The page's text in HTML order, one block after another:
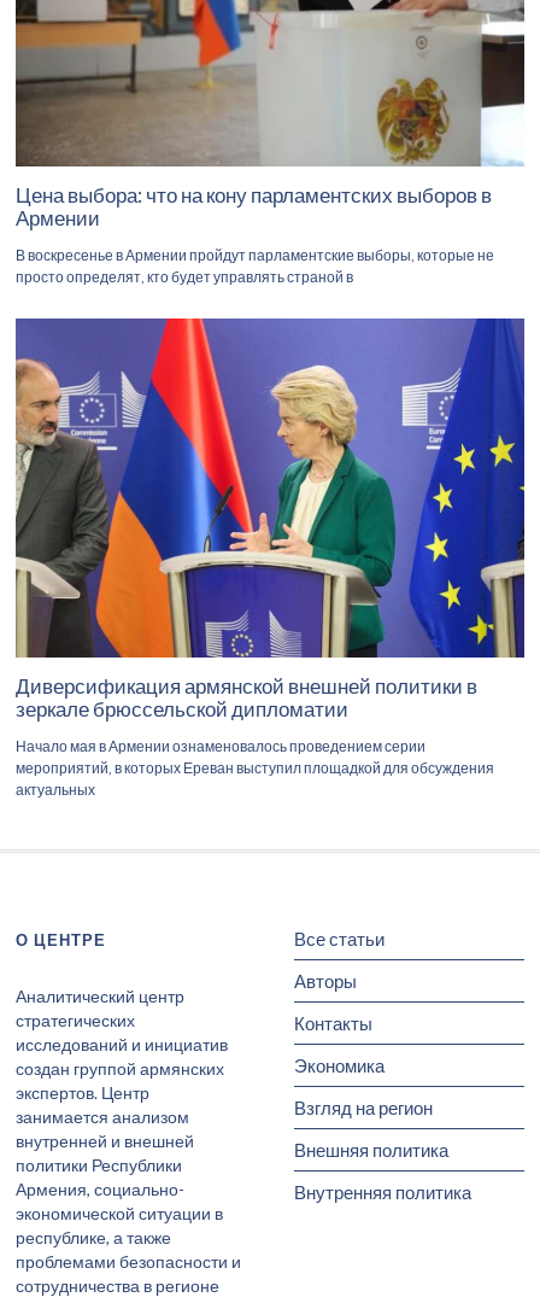
Цена выбора: что на кону парламентских выборов в
Армении
В воскресенье в Армении пройдут парламентские выборы, которые не
просто определят, кто будет управлять страной в
Диверсификация армянской внешней политики в
зеркале брюссельской дипломатии
Начало мая в Армении ознаменовалось проведением серии
мероприятий, в которых Ереван выступил площадкой для обсуждения
актуальных
О ЦЕНТРЕ
Аналитический центр
стратегических
исследований и инициатив
создан группой армянских
экспертов. Центр
занимается анализом
внутренней и внешней
политики Республики
Армения, социально-
экономической ситуации в
республике, а также
проблемами безопасности и
сотрудничества в регионе
Все статьи
Авторы
Контакты
Экономика
Взгляд на регион
Внешняя политика
Внутренняя политика